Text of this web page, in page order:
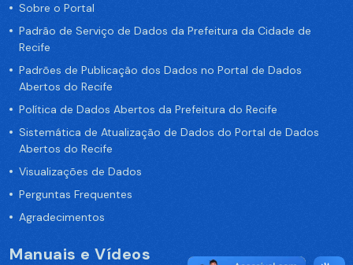
Sobre o Portal
Padrão de Serviço de Dados da Prefeitura da Cidade de
Recife
Padrões de Publicação dos Dados no Portal de Dados
Abertos do Recife
Política de Dados Abertos da Prefeitura do Recife
Sistemática de Atualização de Dados do Portal de Dados
Abertos do Recife
Visualizações de Dados
Perguntas Frequentes
Agradecimentos
Manuais e Vídeos